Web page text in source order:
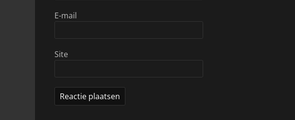
E-mail
Site